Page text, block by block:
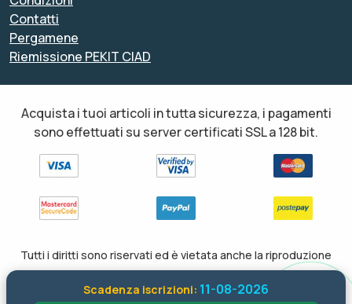
Scadenza iscrizioni: 11-08-2026
Contatti
Pergamene
Riemissione PEKIT CIAD
Acquista i tuoi articoli in tutta sicurezza, i pagamenti
sono effettuati su server certificati SSL a 128 bit.
Tutti i diritti sono riservati ed è vietata anche la riproduzione
parziale. Il layout e le schede informative, sia web che inviate via
email sono di proprietà di soloformazione.it pertanto è fatto